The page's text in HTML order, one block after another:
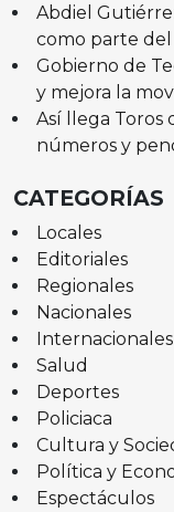
Abdiel
como parte del
Gobierno de
y mejora la
Así llega Toros
números y
CATEGORÍAS
Locales
Editoriales
Regionales
Nacionales
Internacionales
Salud
Deportes
Policiaca
Cultura y
Política y
Espectáculos